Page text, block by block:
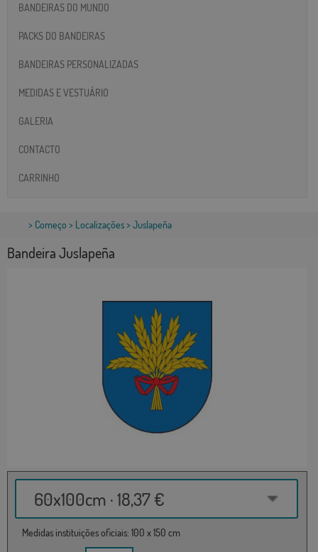
BANDEIRAS DO MUNDO
PACKS DO BANDEIRAS
BANDEIRAS PERSONALIZADAS
MEDIDAS E VESTUÁRIO
GALERIA
CONTACTO
CARRINHO
> Começo > Localizações> Juslapeña
Bandeira Juslapeña
60x100cm · 18,37 €
Medidas instituições oficiais: 100 x 150 cm